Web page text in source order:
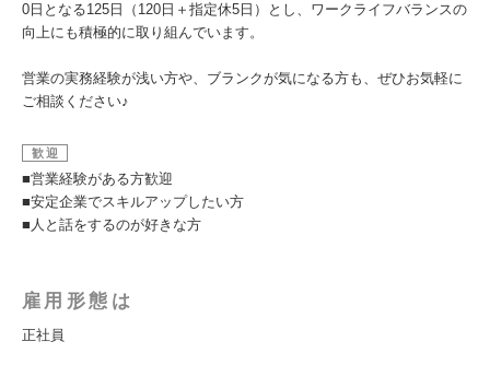
0日となる125日（120日＋指定休5日）とし、ワークライフバランスの
向上にも積極的に取り組んでいます。
営業の実務経験が浅い方や、ブランクが気になる方も、ぜひお気軽に
ご相談ください♪
歓迎
■営業経験がある方歓迎
■安定企業でスキルアップしたい方
■人と話をするのが好きな方
雇用形態は
正社員